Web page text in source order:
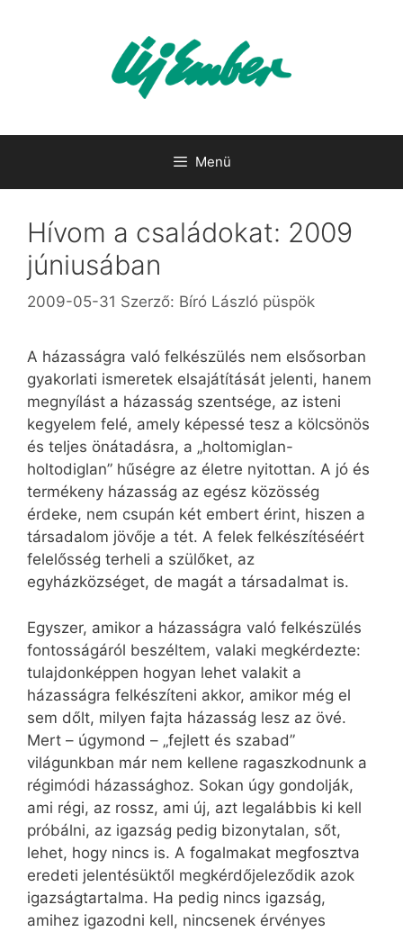
Menü
Hívom a családokat: 2009
júniusában
2009-05-31 Szerző: Bíró László püspök
A házasságra való felkészülés nem elsősorban
gyakorlati ismeretek elsajátítását jelenti, hanem
megnyílást a házasság szentsége, az isteni
kegyelem felé, amely képessé tesz a kölcsönös
és teljes önátadásra, a „holtomiglan-
holtodiglan” hűségre az életre nyitottan. A jó és
termékeny házasság az egész közösség
érdeke, nem csupán két embert érint, hiszen a
társadalom jövője a tét. A felek felkészítéséért
felelősség terheli a szülőket, az
egyházközséget, de magát a társadalmat is.
Egyszer, amikor a házasságra való felkészülés
fontosságáról beszéltem, valaki megkérdezte:
tulajdonképpen hogyan lehet valakit a
házasságra felkészíteni akkor, amikor még el
sem dőlt, milyen fajta házasság lesz az övé.
Mert – úgymond – „fejlett és szabad”
világunkban már nem kellene ragaszkodnunk a
régimódi házassághoz. Sokan úgy gondolják,
ami régi, az rossz, ami új, azt legalábbis ki kell
próbálni, az igazság pedig bizonytalan, sőt,
lehet, hogy nincs is. A fogalmakat megfosztva
eredeti jelentésüktől megkérdőjeleződik azok
igazságtartalma. Ha pedig nincs igazság,
amihez igazodni kell, nincsenek érvényes